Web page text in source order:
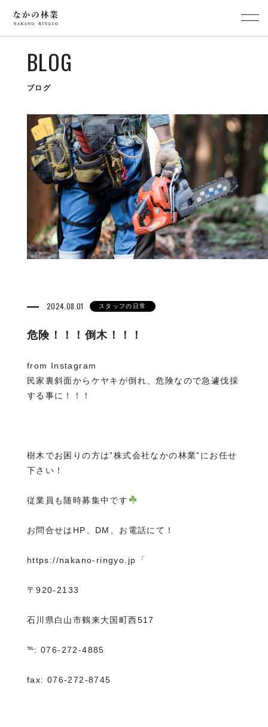
BLOG
ブログ
2024.08.01 スタッフの日常
危険！！！倒木！！！
from Instagram
民家裏斜面からケヤキが倒れ、危険なので急遽伐採
する事に️！！！
樹木でお困りの方は”株式会社なかの林業”にお任せ
下さい！
従業員も随時募集中です
お問合せはHP、DM、お電話にて！
https://nakano-ringyo.jp⁡「
〒920-2133
石川県白山市鶴来大国町西517
℡: 076-272-4885
fax: 076-272-8745